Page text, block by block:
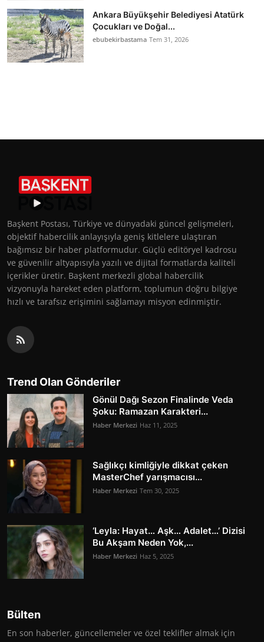
Ankara Büyükşehir Belediyesi Atatürk
Çocukları ve Doğal...
ebubekirbastama Tem 31, 2026
Başkent Postası, Türkiye ve dünyadaki güncel gelişmeleri,
objektif habercilik anlayışıyla geniş kitlelere ulaştıran
bağımsız bir haber platformudur. Güçlü editöryel kadrosu
ve güvenilir altyapısıyla yazılı ve dijital formatlarda kaliteli
içerikler üretir. Başkent merkezli global habercilik
vizyonuyla hareket eden platform, toplumun doğru bilgiye
hızlı ve tarafsız erişimini sağlamayı misyon edinmiştir.
Trend Olan Gönderiler
Gönül Dağı Sezon Finalinde Veda
Şoku: Ramazan Karakteri...
Haber Merkezi Haz 11, 2025
Sağlıkçı kimliğiyle dikkat çeken
MasterChef yarışmacısı...
Haber Merkezi Tem 30, 2025
‘Leyla: Hayat… Aşk… Adalet…’ Dizisi
Bu Akşam Neden Yok,...
Haber Merkezi Haz 5, 2025
Bülten
En son haberler, güncellemeler ve özel teklifler almak için